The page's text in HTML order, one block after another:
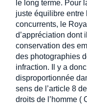
le long terme. Pour
juste équilibre entre
concurrents, le
d’appréciation dont
conservation des
des photographies
infraction. Il y a
disproportionnée
sens de l’article 8
droits de l’homme (